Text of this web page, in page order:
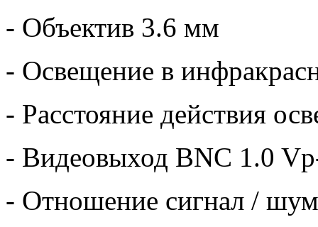
- Объектив 3.6 мм
- Освещение в
- Расстояние действия
- Видеовыход BNC 1.0
- Отношение сигнал /